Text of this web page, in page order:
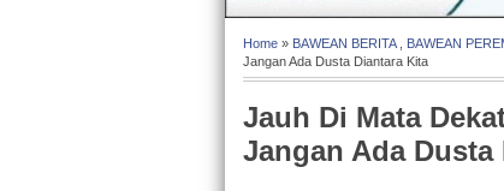
Home » BAWEAN BERITA, BAWEAN
Jangan Ada Dusta Diantara Kita
Jauh Di Mata
Jangan Ada Dusta